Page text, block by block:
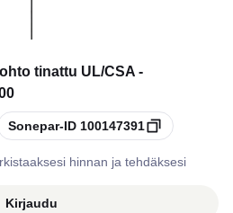
tinattu UL/CSA -
Sonepar-ID 100147391
hinnan ja tehdäksesi
Kirjaudu